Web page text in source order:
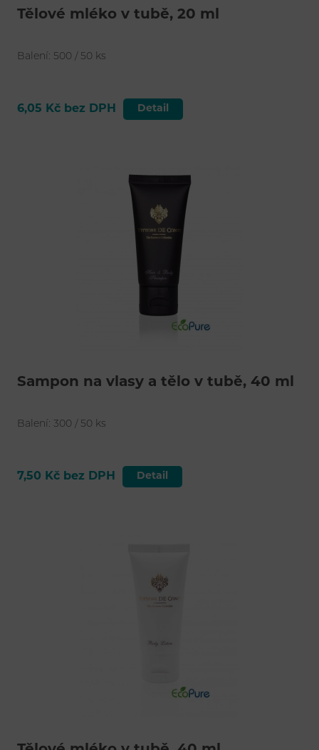
Tělové mléko v tubě, 20 ml
Balení: 500 / 50 ks
6,05 Kč bez DPH Detail
Šampon na vlasy a tělo v tubě, 40 ml
Balení: 300 / 50 ks
7,50 Kč bez DPH Detail